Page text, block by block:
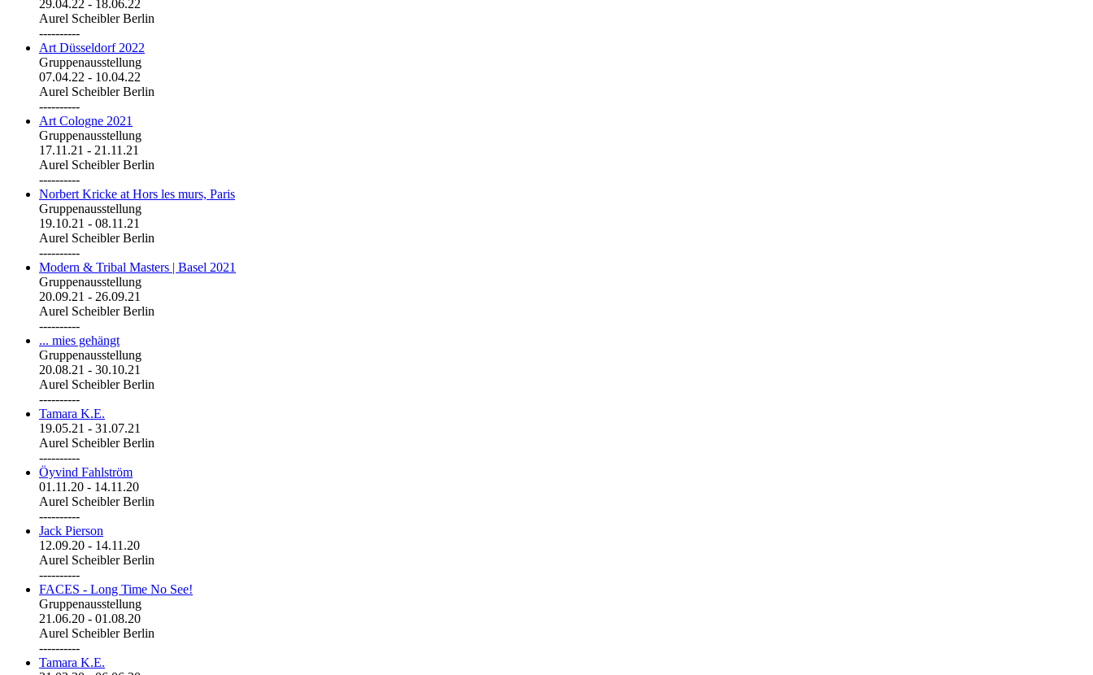
29.04.22 - 18.06.22
Aurel Scheibler Berlin
----------
Art Düsseldorf 2022
Gruppenausstellung
07.04.22 - 10.04.22
Aurel Scheibler Berlin
----------
Art Cologne 2021
Gruppenausstellung
17.11.21 - 21.11.21
Aurel Scheibler Berlin
----------
Norbert Kricke at Hors les murs, Paris
Gruppenausstellung
19.10.21 - 08.11.21
Aurel Scheibler Berlin
----------
Modern & Tribal Masters | Basel 2021
Gruppenausstellung
20.09.21 - 26.09.21
Aurel Scheibler Berlin
----------
... mies gehängt
Gruppenausstellung
20.08.21 - 30.10.21
Aurel Scheibler Berlin
----------
Tamara K.E.
19.05.21 - 31.07.21
Aurel Scheibler Berlin
----------
Öyvind Fahlström
01.11.20 - 14.11.20
Aurel Scheibler Berlin
----------
Jack Pierson
12.09.20 - 14.11.20
Aurel Scheibler Berlin
----------
FACES - Long Time No See!
Gruppenausstellung
21.06.20 - 01.08.20
Aurel Scheibler Berlin
----------
Tamara K.E.